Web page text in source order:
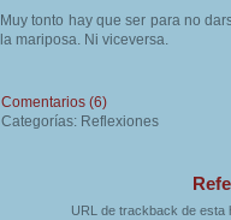
Muy tonto hay que ser para no
la mariposa. Ni viceversa.
Comentarios (6)
Categorías: Reflexiones
URL de trackback de esta